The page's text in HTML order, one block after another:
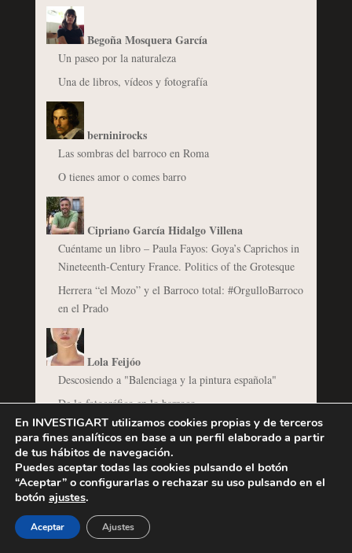
Begoña Mosquera García
Un paseo por la naturaleza
Una de libros, vídeos y fotografía
berninirocks
Las sombras del barroco en Roma
O tienes amor o comes barro
Cipriano García Hidalgo Villena
Cuéntame un libro – Paula Fayos: Goya’s Caprichos in
Nineteenth-Century France. Politics of the Grotesque
Herrera “el Mozo” y el Barroco total: #OrgulloBarroco
en el Prado
Lola Feijóo
Descosiendo a "Balenciaga y la pintura española"
De lo fotográfico en lo barroco
@Invertirenarte
Un autorretrato de Rembrandt, ¿de 650 libras a 16
millones?
Las mejores ventas barrocas de los últimos años en
España
En INVESTIGART utilizamos cookies propias y de terceros
para fines analíticos en base a un perfil elaborado a partir
de tus hábitos de navegación.
Puedes aceptar todas las cookies pulsando el botón
“Aceptar” o configurarlas o rechazar su uso pulsando en el
botón ajustes.
Aceptar Ajustes